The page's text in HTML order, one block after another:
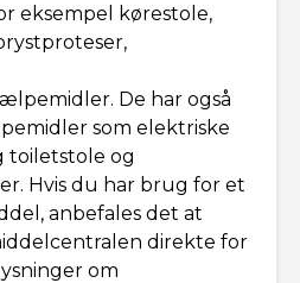
eksempel kørestole,
De har også
som elektriske
toiletstole og
Hvis du har brug for et
anbefales det at
direkte for
om